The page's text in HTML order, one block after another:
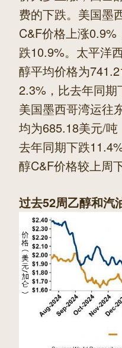
费的下跌。美国墨
C&F价格上涨
跌10.9%。太平洋
醇平均价格为
2.3%，比去年同期
美国墨西哥湾运往
均为685.18美元/
去年同期下跌
醇C&F价格较上周
过去52周乙醇和汽